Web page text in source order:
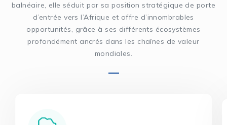
balnéaire, elle séduit par sa position stratégique de porte
d’entrée vers l’Afrique et offre d’innombrables
opportunités, grâce à ses différents écosystèmes
profondément ancrés dans les chaînes de valeur
mondiales.